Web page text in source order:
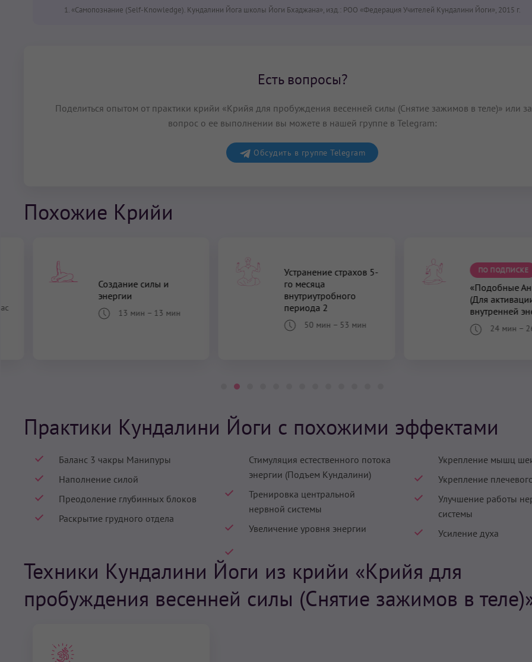
«Самопознание (Self-Knowledge). Кундалини Йога школы Йоги Бхаджана», изд.: РОО «Федерация Учителей Кундалини Йоги», 2015 г.
Есть вопросы?
Поделиться опытом от практики крийи «Крийя для пробуждения весенней силы (Снятие зажимов в теле)» или
вопрос о ее выполнении вы можете в нашей группе в Telegram:
Обсудить в группе Telegram
Похожие Крийи
Создание силы и
энергии
13 мин – 13 мин
Устранение страхов 5-
го месяца
внутриутробного
периода 2
50 мин – 53 мин
ПО ПОДПИСКЕ
«Подобные
(Для
внутренней
24 мин –
Практики Кундалини Йоги с похожими эффектами
Баланс 3 чакры Манипуры
Наполнение силой
Преодоление глубинных блоков
Раскрытие грудного отдела
Стимуляция естественного потока
энергии (Подъем Кундалини)
Тренировка центральной
нервной системы
Увеличение уровня энергии
Укрепление мышц
Укрепление
Улучшение работы
системы
Усиление духа
Техники Кундалини Йоги из крийи «Крийя для
пробуждения весенней силы (Снятие зажимов в